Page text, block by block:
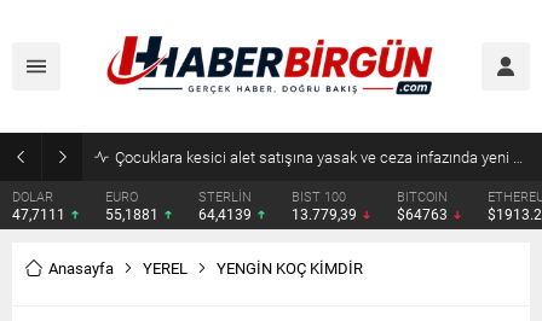
Çocuklara kesici alet satışına yasak ve ceza infazında yeni dönem
DOLAR
47,7111
EURO
55,1881
STERLİN
64,4139
BIST 100
13.779,39
BITCOIN
$64763
Anasayfa YEREL YENGİN KOÇ KİMDİR